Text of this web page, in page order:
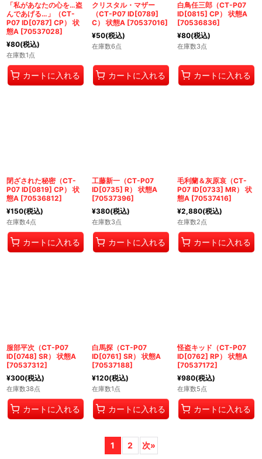
「私があなたの心を…盗
んであげる…」（CT-
P07 ID[0787] CP） 状
態A [70537028]
¥80(税込)
在庫数1点
カートに入れる
クリスタル・マザー
（CT-P07 ID[0789]
C） 状態A [70537016]
¥50(税込)
在庫数6点
カートに入れる
白鳥任三郎（CT-P07
ID[0815] CP） 状態A
[70536836]
¥80(税込)
在庫数3点
カートに入れる
閉ざされた秘密（CT-
P07 ID[0819] CP） 状
態A [70536812]
¥150(税込)
在庫数4点
カートに入れる
工藤新一（CT-P07
ID[0735] R） 状態A
[70537396]
¥380(税込)
在庫数3点
カートに入れる
毛利蘭＆灰原哀（CT-
P07 ID[0733] MR） 状
態A [70537416]
¥2,880(税込)
在庫数2点
カートに入れる
服部平次（CT-P07
ID[0748] SR） 状態A
[70537312]
¥300(税込)
在庫数38点
カートに入れる
白馬探（CT-P07
ID[0761] SR） 状態A
[70537188]
¥120(税込)
在庫数1点
カートに入れる
怪盗キッド（CT-P07
ID[0762] RP） 状態A
[70537172]
¥980(税込)
在庫数5点
カートに入れる
1 2 次»